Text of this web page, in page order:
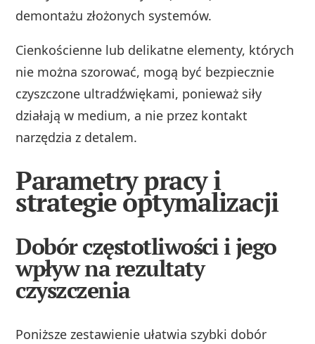
demontażu złożonych systemów.
Cienkościenne lub delikatne elementy, których
nie można szorować, mogą być bezpiecznie
czyszczone ultradźwiękami, ponieważ siły
działają w medium, a nie przez kontakt
narzędzia z detalem.
Parametry pracy i
strategie optymalizacji
Dobór częstotliwości i jego
wpływ na rezultaty
czyszczenia
Poniższe zestawienie ułatwia szybki dobór